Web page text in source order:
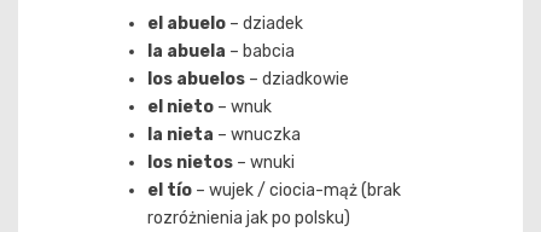
el abuelo – dziadek
la abuela – babcia
los abuelos – dziadkowie
el nieto – wnuk
la nieta – wnuczka
los nietos – wnuki
el tío – wujek / ciocia-mąż (brak
rozróżnienia jak po polsku)